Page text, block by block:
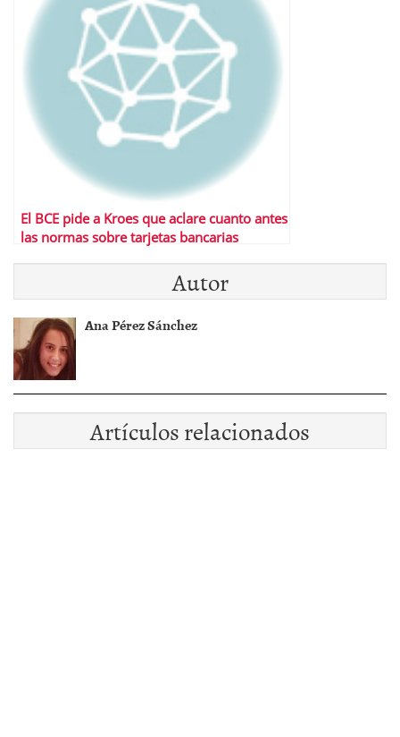
El BCE pide a Kroes que aclare cuanto antes
las normas sobre tarjetas bancarias
Autor
Ana Pérez Sánchez
Artículos relacionados